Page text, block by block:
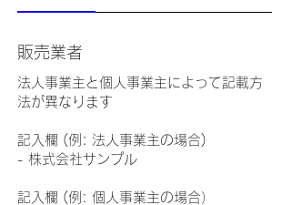
販売業者
法人事業主と個人事業主によって記載方
法が異なります
記入欄 (例: 法人事業主の場合)
- 株式会社サンプル
記入欄 (例: 個人事業主の場合）